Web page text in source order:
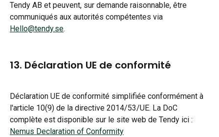
Tendy AB et peuvent, sur demande raisonnable, être
communiqués aux autorités compétentes via
Hello@tendy.se.
13. Déclaration UE de conformité
Déclaration UE de conformité simplifiée conformément à
l'article 10(9) de la directive 2014/53/UE. La DoC
complète est disponible sur le site web de Tendy ici :
Nemus Declaration of Conformity